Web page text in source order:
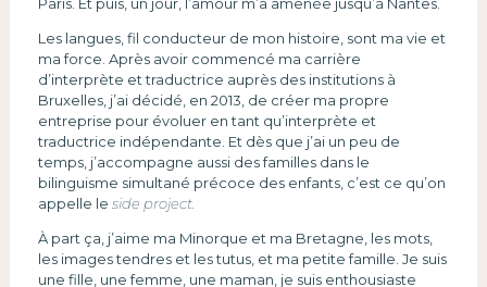
Les langues, fil conducteur de mon histoire, sont ma vie et
ma force. Après avoir commencé ma carrière
d’interprète et traductrice auprès des institutions à
Bruxelles, j’ai décidé, en 2013, de créer ma propre
entreprise pour évoluer en tant qu’interprète et
traductrice indépendante. Et dès que j’ai un peu de
temps, j’accompagne aussi des familles dans le
bilinguisme simultané précoce des enfants, c’est ce qu’on
appelle le side project.
À part ça, j’aime ma Minorque et ma Bretagne, les mots,
les images tendres et les tutus, et ma petite famille. Je suis
une fille, une femme, une maman, je suis enthousiaste